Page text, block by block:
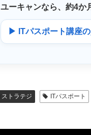
ユーキャンなら、 約4か
▶ ITパスポート講座
ストラテジ ITパスポート